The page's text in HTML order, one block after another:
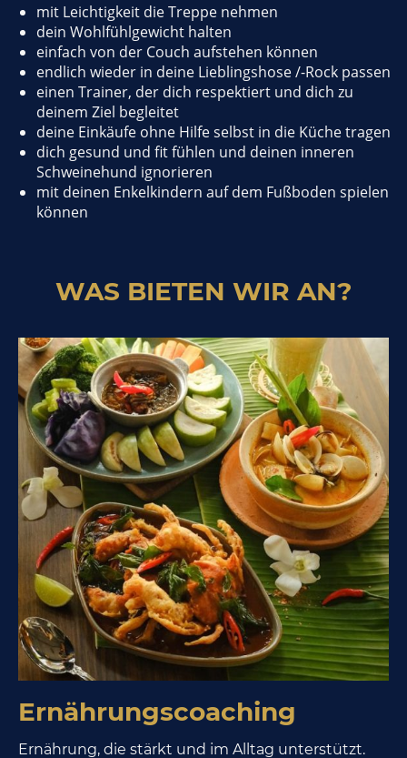
mit Leichtigkeit die Treppe nehmen
dein Wohlfühlgewicht halten
einfach von der Couch aufstehen können
endlich wieder in deine Lieblingshose /-Rock passen
einen Trainer, der dich respektiert und dich zu
deinem Ziel begleitet
deine Einkäufe ohne Hilfe selbst in die Küche tragen
dich gesund und fit fühlen und deinen inneren
Schweinehund ignorieren
mit deinen Enkelkindern auf dem Fußboden spielen
können
WAS BIETEN WIR AN?
Ernährungscoaching
Ernährung, die stärkt und im Alltag unterstützt.